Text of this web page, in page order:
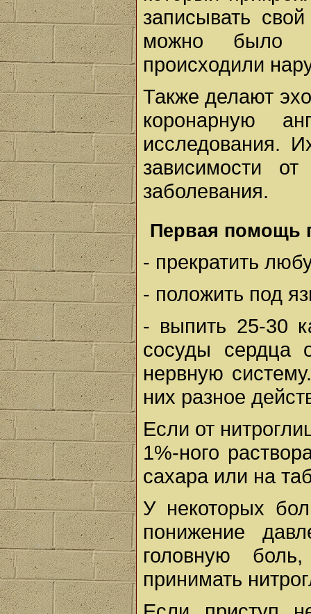
записывать
можно было
происходили
Также делают
коронарную
исследования.
зависимости
заболевания.
Первая помощь
- прекратить
- положить под
- выпить 25-30
сосуды сердца
нервную
них разное
Если от
1%-ного
сахара или на
У некоторых
понижение
головную
принимать